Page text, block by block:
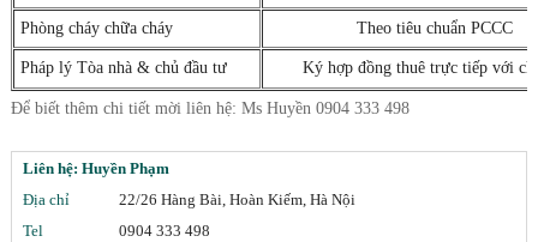
Phòng cháy chữa cháy Theo tiêu chuẩn PCCC
Pháp lý Tòa nhà & chủ đầu tư Ký hợp đồng thuê trực tiếp với
Để biết thêm chi tiết mời liên hệ: Ms Huyền 0904 333 498
Liên hệ: Huyền Phạm
Địa chỉ
22/26 Hàng Bài, Hoàn Kiếm, Hà Nội
Tel
0904 333 498